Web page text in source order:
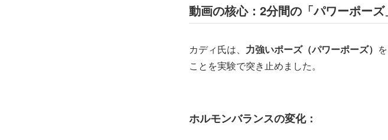
動画の核心：2分間の「パワーポー
カディ氏は、 力強いポーズ（パワーポーズ）
ことを実験で突き止めました。
ホルモンバランスの変化：